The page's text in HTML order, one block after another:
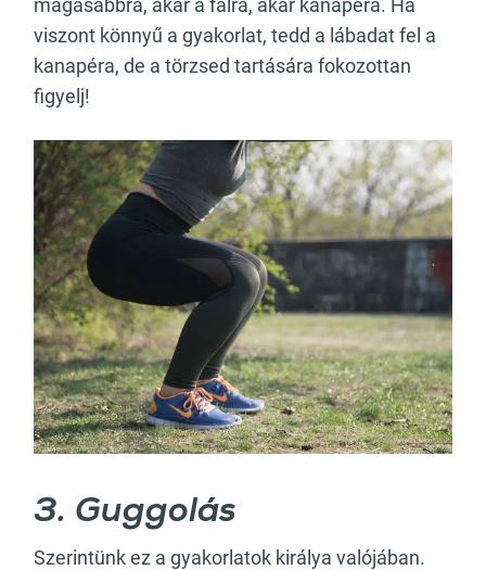
viszont könnyű a gyakorlat, tedd a lábadat fel a
kanapéra, de a törzsed tartására fokozottan
figyelj!
3. Guggolás
Szerintünk ez a gyakorlatok királya valójában.